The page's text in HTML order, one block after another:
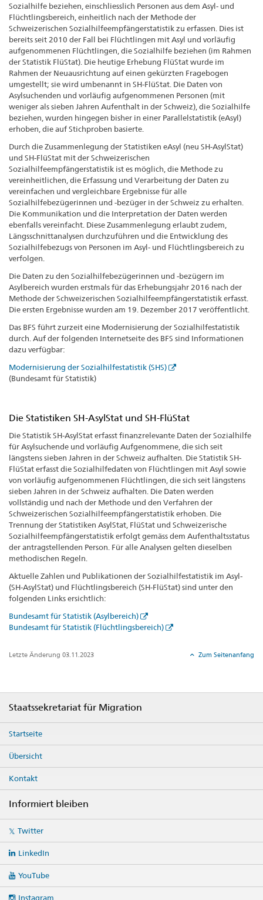
Sozialhilfe beziehen, einschliesslich Personen aus dem Asyl- und
Flüchtlingsbereich, einheitlich nach der Methode der
Schweizerischen Sozialhilfeempfängerstatistik zu erfassen. Dies ist
bereits seit 2010 der Fall bei Flüchtlingen mit Asyl und vorläufig
aufgenommenen Flüchtlingen, die Sozialhilfe beziehen (im Rahmen
der Statistik FlüStat). Die heutige Erhebung FlüStat wurde im
Rahmen der Neuausrichtung auf einen gekürzten Fragebogen
umgestellt; sie wird umbenannt in SH-FlüStat. Die Daten von
Asylsuchenden und vorläufig aufgenommenen Personen (mit
weniger als sieben Jahren Aufenthalt in der Schweiz), die Sozialhilfe
beziehen, wurden hingegen bisher in einer Parallelstatistik (eAsyl)
erhoben, die auf Stichproben basierte.
Durch die Zusammenlegung der Statistiken eAsyl (neu SH-AsylStat)
und SH-FlüStat mit der Schweizerischen
Sozialhilfeempfängerstatistik ist es möglich, die Methode zu
vereinheitlichen, die Erfassung und Verarbeitung der Daten zu
vereinfachen und vergleichbare Ergebnisse für alle
Sozialhilfebezügerinnen und -bezüger in der Schweiz zu erhalten.
Die Kommunikation und die Interpretation der Daten werden
ebenfalls vereinfacht. Diese Zusammenlegung erlaubt zudem,
Längsschnittanalysen durchzuführen und die Entwicklung des
Sozialhilfebezugs von Personen im Asyl- und Flüchtlingsbereich zu
verfolgen.
Die Daten zu den Sozialhilfebezügerinnen und -bezügern im
Asylbereich wurden erstmals für das Erhebungsjahr 2016 nach der
Methode der Schweizerischen Sozialhilfeempfängerstatistik erfasst.
Die ersten Ergebnisse wurden am 19. Dezember 2017 veröffentlicht.
Das BFS führt zurzeit eine Modernisierung der Sozialhilfestatistik
durch. Auf der folgenden Internetseite des BFS sind Informationen
dazu verfügbar:
Modernisierung der Sozialhilfestatistik (SHS)
(Bundesamt für Statistik)
Die Statistiken SH-AsylStat und SH-FlüStat
Die Statistik SH-AsylStat erfasst finanzrelevante Daten der Sozialhilfe
für Asylsuchende und vorläufig Aufgenommene, die sich seit
längstens sieben Jahren in der Schweiz aufhalten. Die Statistik SH-
FlüStat erfasst die Sozialhilfedaten von Flüchtlingen mit Asyl sowie
von vorläufig aufgenommenen Flüchtlingen, die sich seit längstens
sieben Jahren in der Schweiz aufhalten. Die Daten werden
vollständig und nach der Methode und den Verfahren der
Schweizerischen Sozialhilfeempfängerstatistik erhoben. Die
Trennung der Statistiken AsylStat, FlüStat und Schweizerische
Sozialhilfeempfängerstatistik erfolgt gemäss dem Aufenthaltsstatus
der antragstellenden Person. Für alle Analysen gelten dieselben
methodischen Regeln.
Aktuelle Zahlen und Publikationen der Sozialhilfestatistik im Asyl-
(SH-AsylStat) und Flüchtlingsbereich (SH-FlüStat) sind unter den
folgenden Links ersichtlich:
Bundesamt für Statistik (Asylbereich)
Bundesamt für Statistik (Flüchtlingsbereich)
Letzte Änderung 03.11.2023 Zum Seitenanfang
Staatssekretariat für Migration
Startseite
Übersicht
Kontakt
Informiert bleiben
mediaTwitter
LinkedIn
YouTube
Instagram